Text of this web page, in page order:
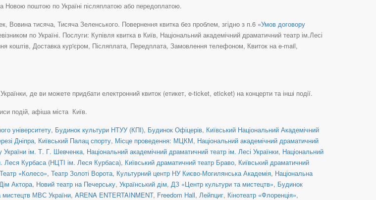
поштою по Україні післяплатою або передоплатою.
тисяча, Тисяча Зеленського. Повернення квитка без проблем, згідно з п.6 «Умов договору
по Україні. Послуги: Купівля квитка в Київ, Національний академічний драматичний театр ім.Лесі
коштів, Доставка кур'єром, Післяплата, Передплата, Замовлення телефоном, Квиток на e-mail,
де ви можете придбати електронний квиток (етикет, e-ticket, eticket) на концерти та інші події.
подій, афіша міста Київ.
університету, Будинок культури НТУУ (КПІ), Будинок Офіцерів, Київський Національний Академічний
Дніпра, Київський Палац спорту, Місце проведення: МЦКМ, Національний академічний драматичний
України ім. Т. Г. Шевченка, Національний академічний драматичний театр ім. Лесі Українки, Національний
Леся Курбаса (НЦТІ ім. Леся Курбаса), Київський драматичний театр Браво, Київський драматичний
Театр «Колесо», Театр Золоті Ворота, Культурний центр НУ Києво-Могилянська Академія, Національна
Актора, Новий театр на Печерську, Український дім, ДЗ «Центр культури та мистецтв», Будинок
мистецтв МВС України, ARENA ENTERTAINMENT, Freedom Hall, Лейпциг, Кінотеатр «Флоренція»,